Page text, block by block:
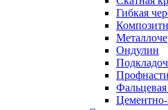
Гибкая
Ондулин
Цементно-